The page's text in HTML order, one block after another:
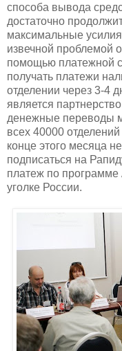
способа вывода
достаточно
максимальные
извечной проблемой
помощью платежной
получать платежи
отделении через 3-4
является
денежные переводы
всех 40000
конце этого месяца
подписаться на
платеж по
уголке России.